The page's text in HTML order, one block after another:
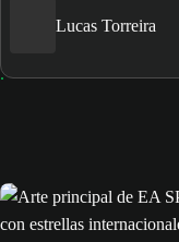
Lucas Torreira